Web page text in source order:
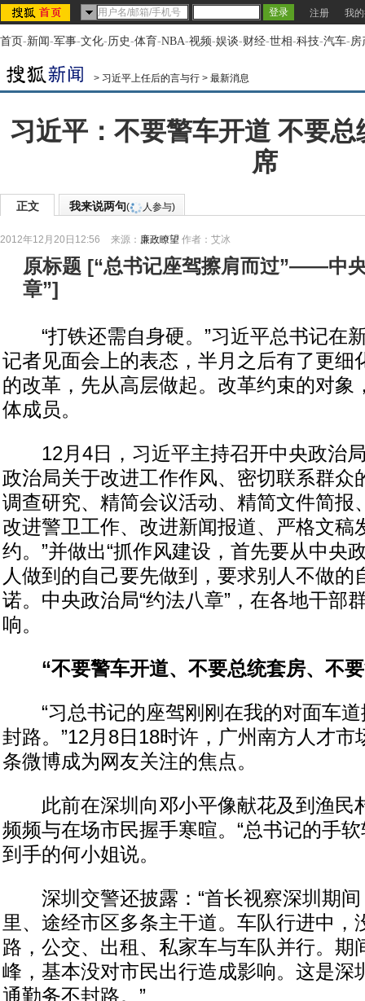
注册 我
首页-新闻-军事-文化-历史-体育-NBA-视频-娱谈-财经-世相-科技-汽车-房
> 习近平上任后的言与行 > 最新消息
习近平：不要警车开道 不要
席
正文 我来说两句( 人参与)
2012年12月20日12:56 来源： 廉政瞭望 作者：艾冰
原标题 [“总书记座驾擦肩而过”——中
章”]
“打铁还需自身硬。”习近平总书记在
记者见面会上的表态，半月之后有了更细
的改革，先从高层做起。改革约束的对象
体成员。
12月4日，习近平主持召开中央政治
政治局关于改进工作作风、密切联系群众
调查研究、精简会议活动、精简文件简报
改进警卫工作、改进新闻报道、严格文稿
约。”并做出“抓作风建设，首先要从中央
人做到的自己要先做到，要求别人不做的
诺。中央政治局“约法八章”，在各地干部
响。
“不要警车开道、不要总统套房、不
“习总书记的座驾刚刚在我的对面车道
封路。”12月8日18时许，广州南方人才市
条微博成为网友关注的焦点。
此前在深圳向邓小平像献花及到渔民
频频与在场市民握手寒暄。“总书记的手
到手的何小姐说。
深圳交警还披露：“首长视察深圳期间
里、途经市区多条主干道。车队行进中，
路，公交、出租、私家车与车队并行。期
峰，基本没对市民出行造成影响。这是深
通勤务不封路。”